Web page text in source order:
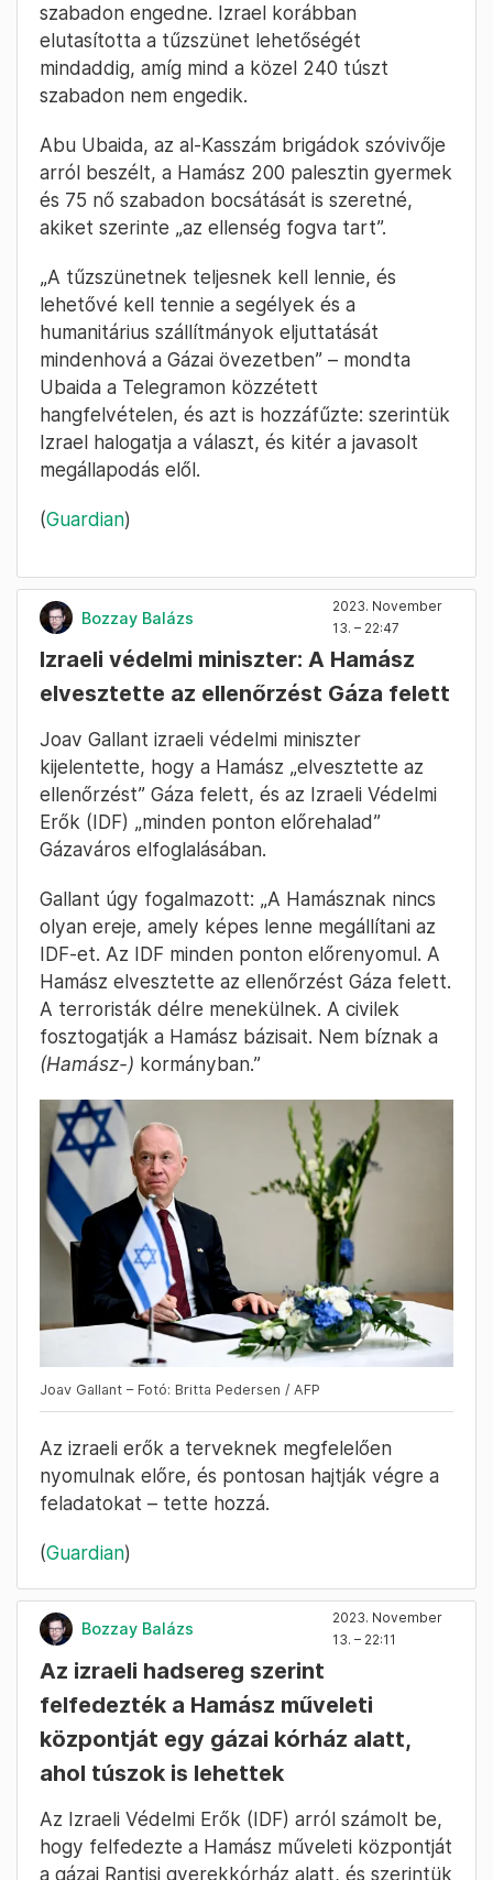
szabadon engedne. Izrael korábban
elutasította a tűzszünet lehetőségét
mindaddig, amíg mind a közel 240 túszt
szabadon nem engedik.
Abu Ubaida, az al-Kasszám brigádok szóvivője
arról beszélt, a Hamász 200 palesztin gyermek
és 75 nő szabadon bocsátását is szeretné,
akiket szerinte „az ellenség fogva tart”.
„A tűzszünetnek teljesnek kell lennie, és
lehetővé kell tennie a segélyek és a
humanitárius szállítmányok eljuttatását
mindenhová a Gázai övezetben” – mondta
Ubaida a Telegramon közzétett
hangfelvételen, és azt is hozzáfűzte: szerintük
Izrael halogatja a választ, és kitér a javasolt
megállapodás elől.
(Guardian)
Bozzay Balázs
2023. November
13. – 22:47
Izraeli védelmi miniszter: A Hamász
elvesztette az ellenőrzést Gáza felett
Joav Gallant izraeli védelmi miniszter
kijelentette, hogy a Hamász „elvesztette az
ellenőrzést” Gáza felett, és az Izraeli Védelmi
Erők (IDF) „minden ponton előrehalad”
Gázaváros elfoglalásában.
Gallant úgy fogalmazott: „A Hamásznak nincs
olyan ereje, amely képes lenne megállítani az
IDF-et. Az IDF minden ponton előrenyomul. A
Hamász elvesztette az ellenőrzést Gáza felett.
A terroristák délre menekülnek. A civilek
fosztogatják a Hamász bázisait. Nem bíznak a
(Hamász-) kormányban.”
Joav Gallant – Fotó: Britta Pedersen / AFP
Az izraeli erők a terveknek megfelelően
nyomulnak előre, és pontosan hajtják végre a
feladatokat – tette hozzá.
(Guardian)
Bozzay Balázs
2023. November
13. – 22:11
Az izraeli hadsereg szerint
felfedezték a Hamász műveleti
központját egy gázai kórház alatt,
ahol túszok is lehettek
Az Izraeli Védelmi Erők (IDF) arról számolt be,
hogy felfedezte a Hamász műveleti központját
a gázai Rantisi gyerekkórház alatt, és szerintük